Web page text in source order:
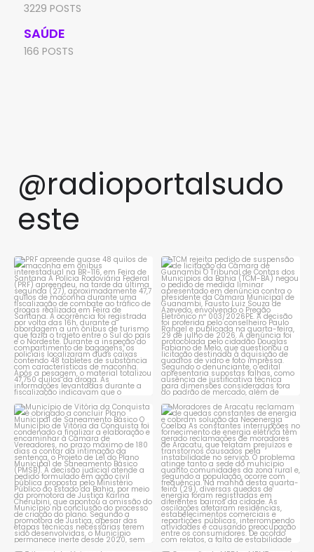
3229 POSTS
SAÚDE
166 POSTS
@radioportalsudo
este
PRF apreende quase 48 quilos
de maconha em ônibus...
1 0
TCM rejeita pedido de
suspensão de licitação da...
1 0
Município de Vitória da
Conquista é obrigado a...
1 0
Moradores de Aracatu
reclamam de quedas
constantes ...
1 0